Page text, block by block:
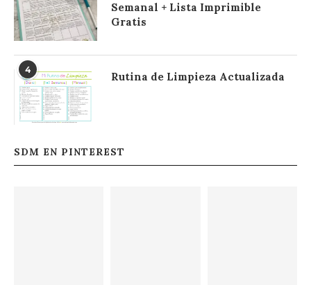
Semanal + Lista Imprimible
Gratis
4
Rutina de Limpieza Actualizada
SDM EN PINTEREST